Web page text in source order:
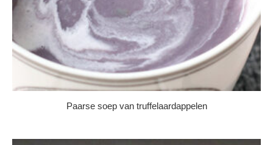
Paarse soep van truffelaardappelen